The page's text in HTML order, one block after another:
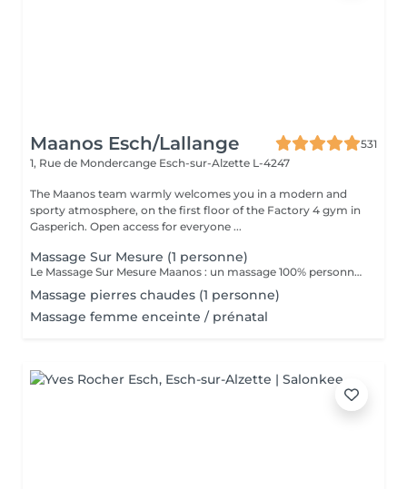
Maanos Esch/Lallange
531
1, Rue de Mondercange Esch-sur-Alzette L-4247
The Maanos team warmly welcomes you in a modern and
sporty atmosphere, on the first floor of the Factory 4 gym in
Gasperich. Open access for everyone ...
Massage Sur Mesure (1 personne)
Le Massage Sur Mesure Maanos : un massage 100% personnalisé en fonction de vos besoins et de vos envies !
Massage pierres chaudes (1 personne)
Massage femme enceinte / prénatal